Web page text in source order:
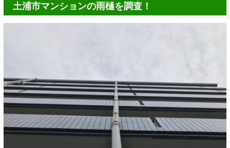
土浦市マンションの雨樋を調査！